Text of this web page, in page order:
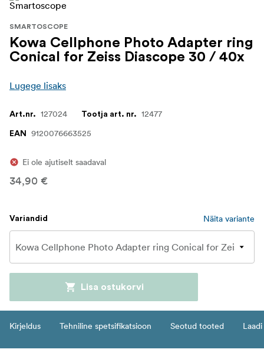
SMARTOSCOPE
Kowa Cellphone Photo Adapter ring
Conical for Zeiss Diascope 30 / 40x
Lugege lisaks
Art.nr. 127024 Tootja art. nr. 12477
EAN 9120076663525
Ei ole ajutiselt saadaval
34,90 €
Variandid Näita variante
Lisa ostukorvi
Kirjeldus Tehniline spetsifikatsioon Seotud tooted